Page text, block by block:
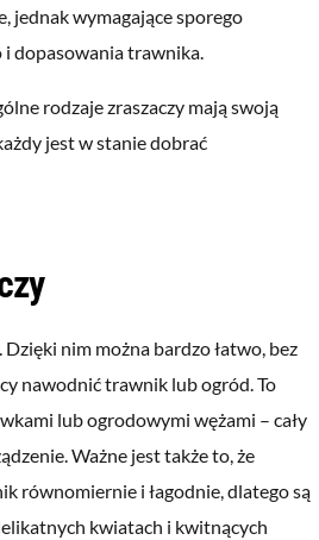
jednak wymagające sporego
i dopasowania trawnika.
rodzaje zraszaczy mają swoją
jest w stanie dobrać
nim można bardzo łatwo, bez
nawodnić trawnik lub ogród. To
lub ogrodowymi wężami – cały
Ważne jest także to, że
równomiernie i łagodnie, dlatego są
kwiatach i kwitnących